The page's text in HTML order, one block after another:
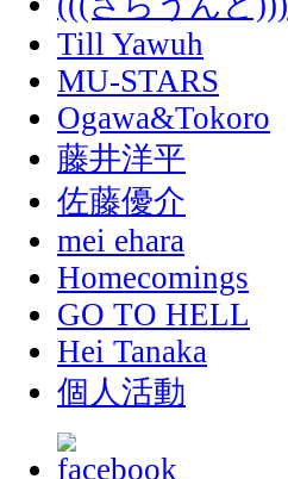
Till Yawuh
MU-STARS
Ogawa&Tokoro
藤井洋平
佐藤優介
mei ehara
Homecomings
GO TO HELL
Hei Tanaka
個人活動